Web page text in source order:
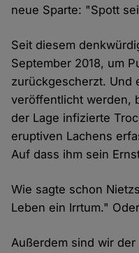
neue Sparte: "Spott
Seit diesem
September 2018, um
zurückgescherzt. Und
veröffentlicht werden,
der Lage infizierte
eruptiven Lachens
Auf dass ihm sein
Wie sagte schon
Leben ein Irrtum."
Außerdem sind wir